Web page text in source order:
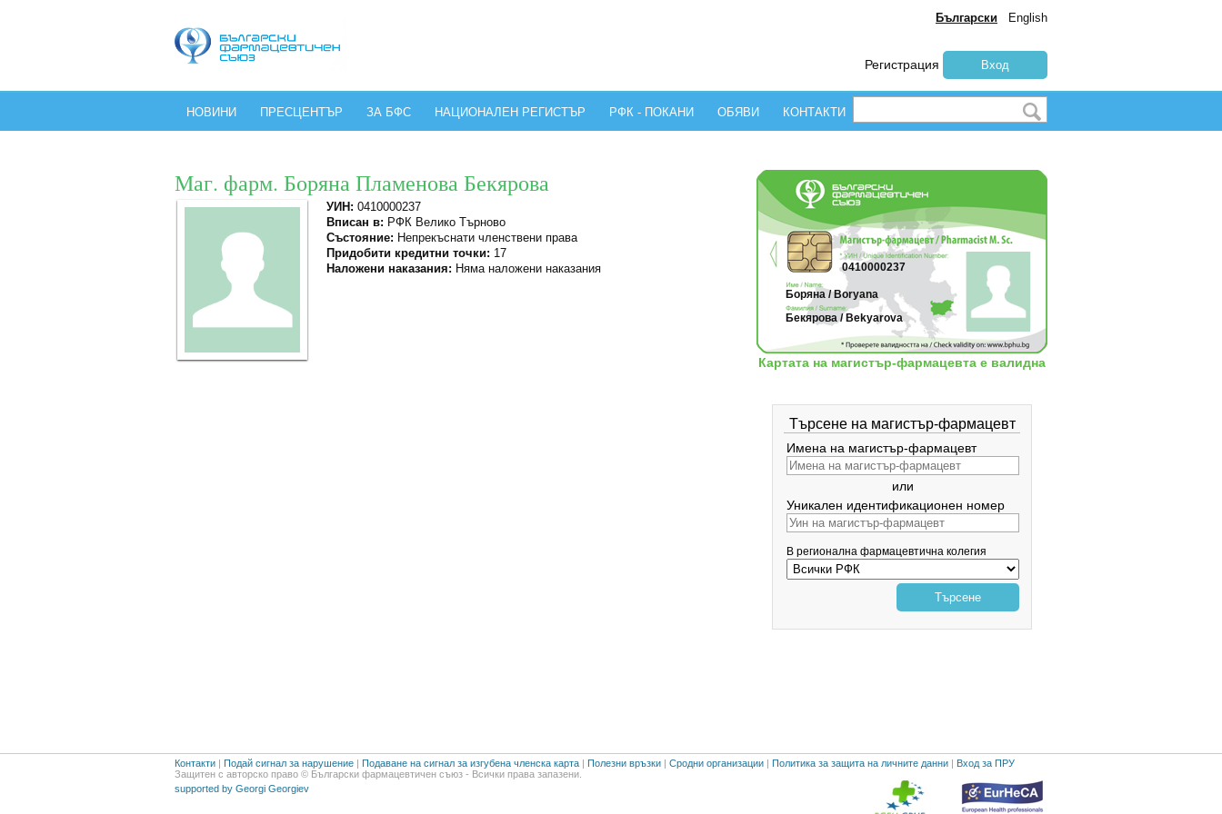
Български English
Регистрация Вход
НОВИНИ ПРЕСЦЕНТЪР ЗА БФС НАЦИОНАЛЕН РЕГИСТЪР РФК - ПОКАНИ ОБЯВИ КОНТАКТИ
Маг. фарм. Боряна Пламенова Бекярова
УИН: 0410000237
Вписан в: РФК Велико Търново
Състояние: Непрекъснати членствени права
Придобити кредитни точки: 17
Наложени наказания: Няма наложени наказания 0410000237
Боряна / Boryana
Бекярова / Bekyarova
Картата на магистър-фармацевта е валидна
Търсене на магистър-фармацевт
Имена на магистър-фармацевт
или
Уникален идентификационен номер
В регионална фармацевтична колегия
Търсене
Контакти | Подай сигнал за нарушение | Подаване на сигнал за изгубена членска карта | Полезни връзки | Сродни организации | Политика за защита на личните данни | Вход за ПРУ
Защитен с авторско право © Български фармацевтичен съюз - Всички права запазени.
supported by Georgi Georgiev